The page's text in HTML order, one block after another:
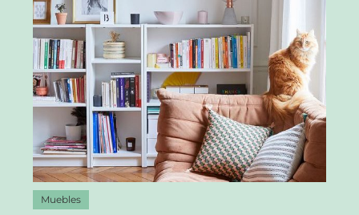
Muebles